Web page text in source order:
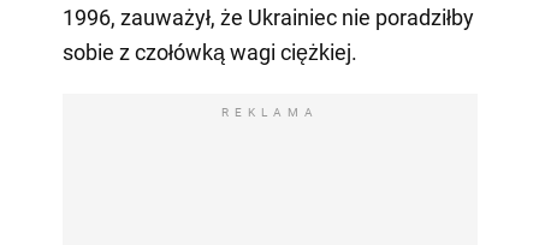
1996, zauważył, że Ukrainiec nie poradziłby
sobie z czołówką wagi ciężkiej.
REKLAMA